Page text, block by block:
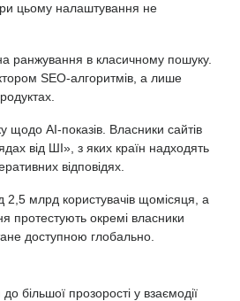
цьому налаштування не
ранжування в класичному пошуку.
SEO-алгоритмів, а лише
AI-показів. Власники сайтів
від ШІ», з яких країн надходять
відповідях.
млрд користувачів щомісяця, а
окремі власники
доступною глобально.
більшої прозорості у взаємодії